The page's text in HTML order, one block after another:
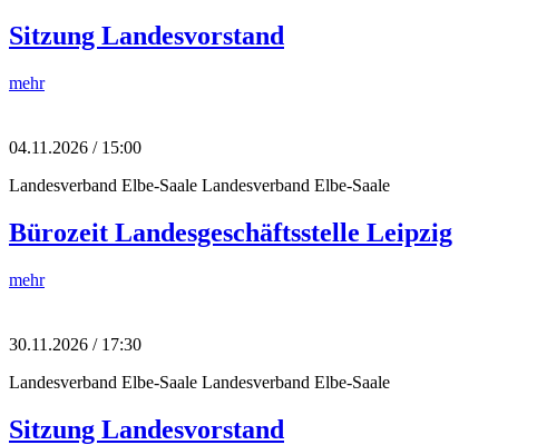
Sitzung Landesvorstand
mehr
04.11.2026 / 15:00
Landesverband Elbe-Saale Landesverband Elbe-Saale
Bürozeit Landesgeschäftsstelle Leipzig
mehr
30.11.2026 / 17:30
Landesverband Elbe-Saale Landesverband Elbe-Saale
Sitzung Landesvorstand